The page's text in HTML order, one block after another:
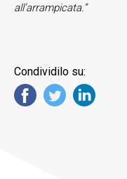
all’arrampicata.”
Condividilo su: